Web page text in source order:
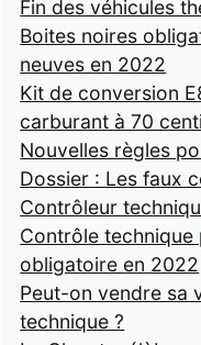
Fin des véhicules
Boites noires
neuves en 2022
Kit de conversion
carburant à 70
Nouvelles règles
Dossier : Les faux
Contrôleur
Contrôle
obligatoire en 2022
Peut-on vendre sa
technique ?